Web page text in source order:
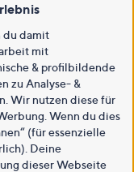
du damit
mit
& profilbildende
zu Analyse- &
Wir nutzen diese für
Wenn du dies
(für essenzielle
Deine
dieser Webseite